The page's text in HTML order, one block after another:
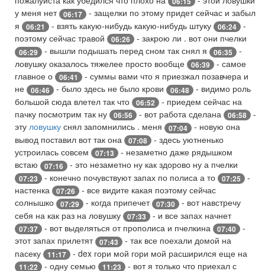
у меня нет 06:17
- защелки по этому придет сейчас и забыл
я
06:21 - взять какую-нибудь какую-нибудь штуку 06:24
-
поэтому сейчас травой
06:26 - закрою ли . вот они пчелки
06:29 - вышли подышать перед сном так снял я 06:35
-
ловушку оказалось тяжелее просто вообще
06:39
- самое
главное о
06:41
- суммы вами что я приезжал позавчера и
не
06:46 - было здесь не было крови 06:48
- видимо роль
большой сюда влетел так что
06:52
- приедем сейчас на
пачку посмотрим так ну
06:56 - вот работа сделана 06:58
-
эту ловушку снял запомнились . меня 07:04
- новую она
вывод поставил вот так она
07:08
- здесь уютненько
устроилась совсем
07:13
- незаметно даже рядышком
встаю
07:16 - это незаметно ну как здорово ну а пчелки
07:23 - конечно почувствуют запах по полиса а то 07:25
-
настенка
07:26
- все видите какая поэтому сейчас
солнышко
07:29 - когда припечет 07:30
- вот навстречу
себя на как раз на ловушку
07:33 - и все запах начнет
07:37 - вот выделяться от прополиса и пчелкина 07:40
-
этот запах прилетят 07:43
- так все поехали домой на
пасеку
11:17 - dex гори мой гори мой расширился еще на
11:22 - одну семью 11:23
- вот я только что приехал с